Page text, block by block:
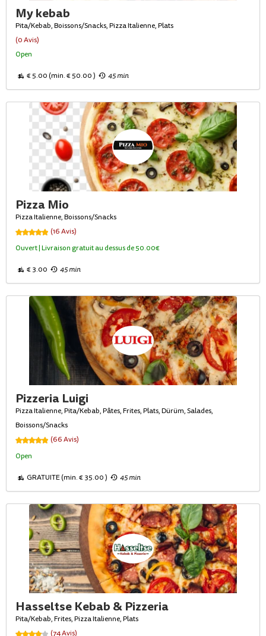
My kebab
Pita/Kebab, Boissons/Snacks, Pizza Italienne, Plats
(0 Avis)
Open
€ 5.00 (min. € 50.00 ) 45 min
Pizza Mio
Pizza Italienne, Boissons/Snacks
(16 Avis)
Ouvert | Livraison gratuit au dessus de 50.00€
€ 3.00 45 min
Pizzeria Luigi
Pizza Italienne, Pita/Kebab, Pâtes, Frites, Plats, Dürüm, Salades,
Boissons/Snacks
(66 Avis)
Open
GRATUITE (min. € 35.00 ) 45 min
Hasseltse Kebab & Pizzeria
Pita/Kebab, Frites, Pizza Italienne, Plats
(74 Avis)